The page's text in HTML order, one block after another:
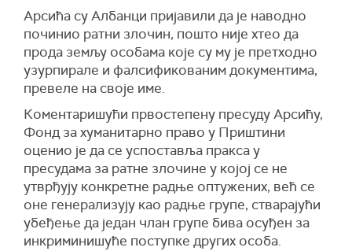
Арсића су Албанци пријавили да је наводно
починио ратни злочин, пошто није хтео да
прода земљу особама које су му је претходно
узурпирале и фалсификованим документима,
превеле на своје име.
Коментаришући првостепену пресуду Арсићу,
Фонд за хуманитарно право у Приштини
оценио је да се успоставља пракса у
пресудама за ратне злочине у којој се не
утврђују конкретне радње оптужених, већ се
оне генерализују као радње групе, стварајући
убеђење да један члан групе бива осуђен за
инкриминишуће поступке других особа.